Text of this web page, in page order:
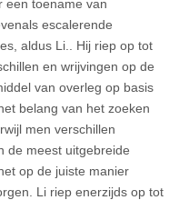
een toename van
escalerende
aldus Li.. Hij riep op tot
en wrijvingen op de
van overleg op basis
belang van het zoeken
men verschillen
de meest uitgebreide
op de juiste manier
Li riep enerzijds op tot